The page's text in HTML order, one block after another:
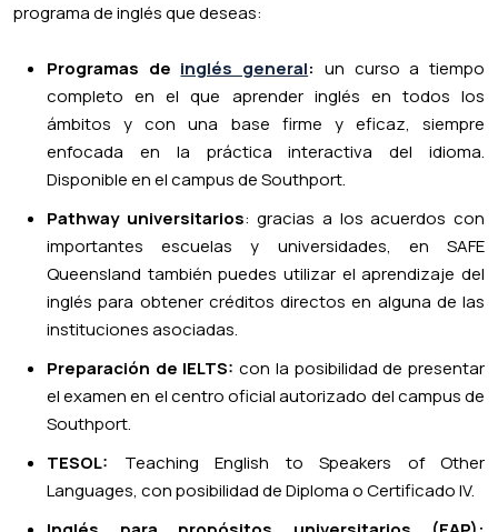
programa de inglés que deseas:
Programas de inglés general: un curso a tiempo
completo en el que aprender inglés en todos los
ámbitos y con una base firme y eficaz, siempre
enfocada en la práctica interactiva del idioma.
Disponible en el campus de Southport.
Pathway universitarios: gracias a los acuerdos con
importantes escuelas y universidades, en SAFE
Queensland también puedes utilizar el aprendizaje del
inglés para obtener créditos directos en alguna de las
instituciones asociadas.
Preparación de IELTS: con la posibilidad de presentar
el examen en el centro oficial autorizado del campus de
Southport.
TESOL: Teaching English to Speakers of Other
Languages, con posibilidad de Diploma o Certificado IV.